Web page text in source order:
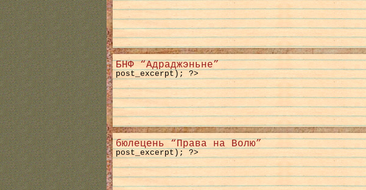
БНФ “Адраджэньне”
post_excerpt); ?>
бюлецень “Права на Волю”
post_excerpt); ?>